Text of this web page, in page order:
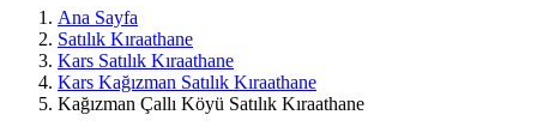
Ana Sayfa
Satılık Kıraathane
Kars Satılık Kıraathane
Kars Kağızman Satılık Kıraathane
Kağızman Çallı Köyü Satılık Kıraathane